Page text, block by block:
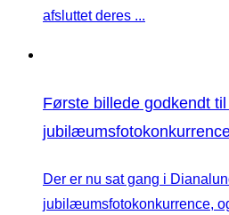
afsluttet deres ...
Første billede godkendt
Der er nu sat gang i
jubilæumsfotokonkurrence,